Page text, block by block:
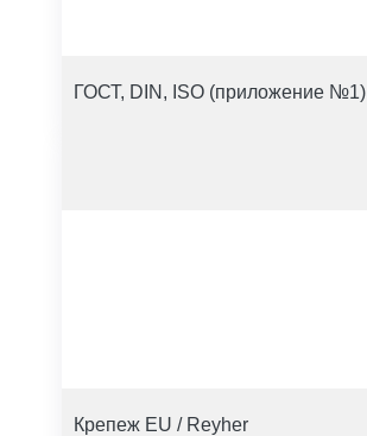
ГОСТ, DIN, ISO (приложение №1)
Крепеж EU / Reyher